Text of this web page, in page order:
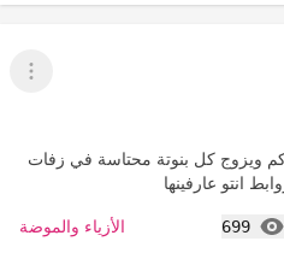
عرض
ويزوج كل بنوتة محتاسة في زفات
انتو عارفينها
699
المشاهدات الأزياء والموضة